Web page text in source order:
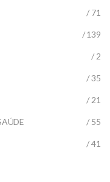
/ 71
/ 139
/ 2
/ 35
/ 21
/ 55
/ 41